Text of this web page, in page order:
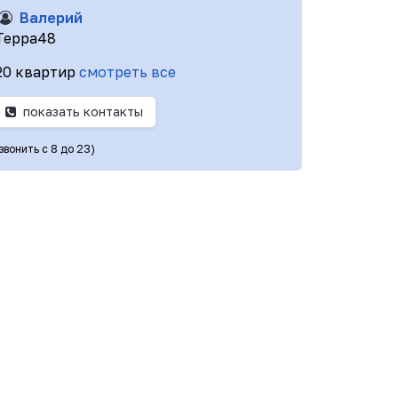
Валерий
квартир смотреть все
показать контакты
с 8 до 23)